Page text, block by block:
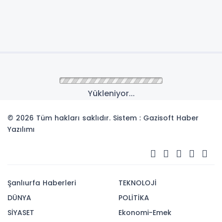
Yükleniyor...
© 2026 Tüm hakları saklıdır. Sistem : Gazisoft Haber
Yazılımı
Şanlıurfa Haberleri
DÜNYA
SİYASET
TEKNOLOJİ
POLİTİKA
Ekonomi-Emek